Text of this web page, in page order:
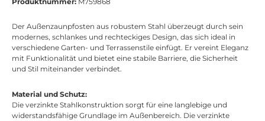
Der Außenzaunpfosten aus robustem Stahl überzeugt durch sein
modernes, schlankes und rechteckiges Design, das sich ideal in
verschiedene Garten- und Terrassenstile einfügt. Er vereint Eleganz
mit Funktionalität und bietet eine stabile Barriere, die Sicherheit
und Stil miteinander verbindet.
Material und Schutz:
Die verzinkte Stahlkonstruktion sorgt für eine langlebige und
widerstandsfähige Grundlage im Außenbereich. Die verzinkte